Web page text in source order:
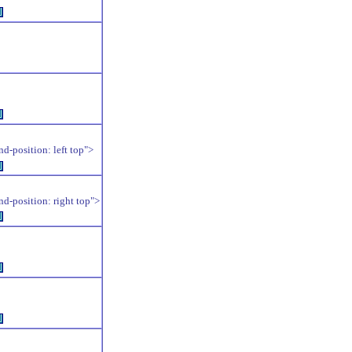
position: left top">
position: right top">